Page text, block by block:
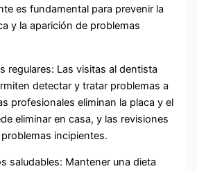
es fundamental para prevenir la
y la aparición de problemas
regulares: Las visitas al dentista
detectar y tratar problemas a
profesionales eliminan la placa y el
eliminar en casa, y las revisiones
incipientes.
saludables: Mantener una dieta